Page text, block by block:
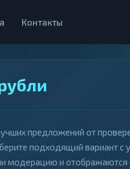
Контакты
предложений от
подходящий вариант с
модерацию и отображаются